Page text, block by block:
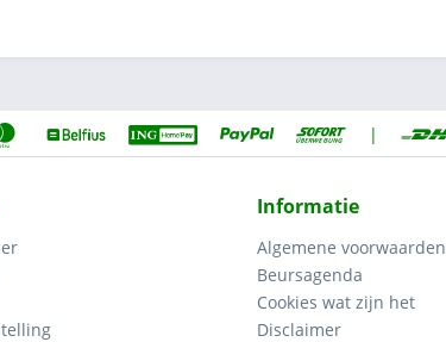
|
Informatie
Algemene voorwaarden
Beursagenda
Cookies wat zijn het
Disclaimer